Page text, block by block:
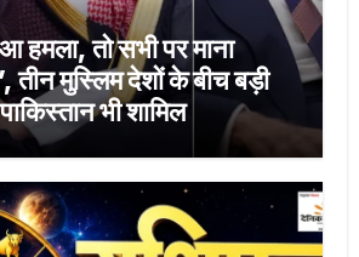
हमला, तो सभी पर माना
तीन मुस्लिम देशों के बीच बड़ी
भी शामिल